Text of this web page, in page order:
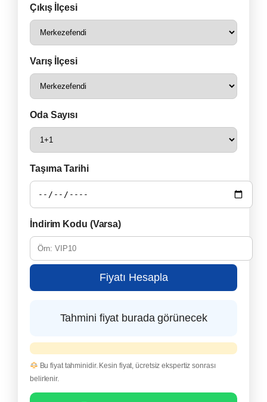
Çıkış İlçesi
Varış İlçesi
Oda Sayısı
Taşıma Tarihi
İndirim Kodu (Varsa)
Fiyatı Hesapla
Tahmini fiyat burada görünecek
Bu fiyat tahminidir. Kesin fiyat, ücretsiz ekspertiz sonrası
belirlenir.